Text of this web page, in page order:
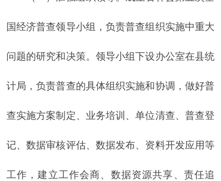
国经济普查领导小组，负责普查组织实施中重大
问题的研究和决策。领导小组下设办公室在县统
计局，负责普查的具体组织实施和协调，做好普
查实施方案制定、业务培训、单位清查、普查登
记、数据审核评估、数据发布、资料开发应用等
工作，建立工作会商、数据资源共享、责任追